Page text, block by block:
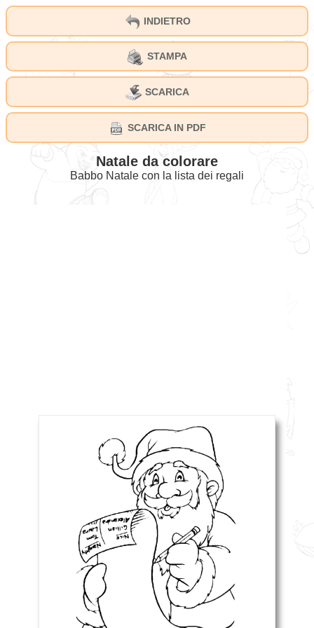
INDIETRO
STAMPA
SCARICA
SCARICA IN PDF
Natale da colorare
Babbo Natale con la lista dei regali